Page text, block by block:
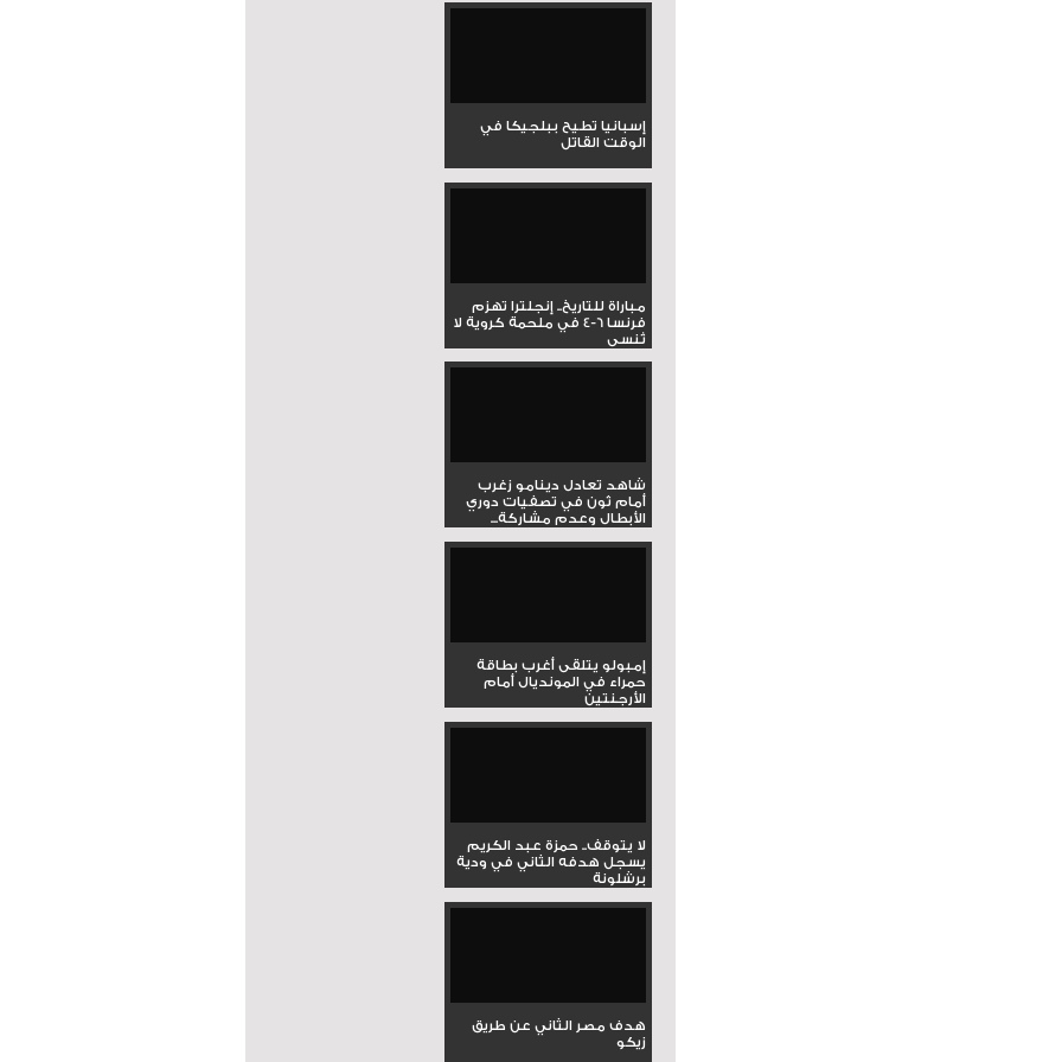
إسبانيا تطيح ببلجيكا في
الوقت القاتل
مباراة للتاريخ.. إنجلترا تهزم
فرنسا 6-4 في ملحمة كروية لا
تُنسى
شاهد تعادل دينامو زغرب
أمام ثون في تصفيات دوري
الأبطال وعدم مشاركة...
إمبولو يتلقى أغرب بطاقة
حمراء في المونديال أمام
الأرجنتين
لا يتوقف.. حمزة عبد الكريم
يسجل هدفه الثاني في ودية
برشلونة
هدف مصر الثاني عن طريق
زيكو